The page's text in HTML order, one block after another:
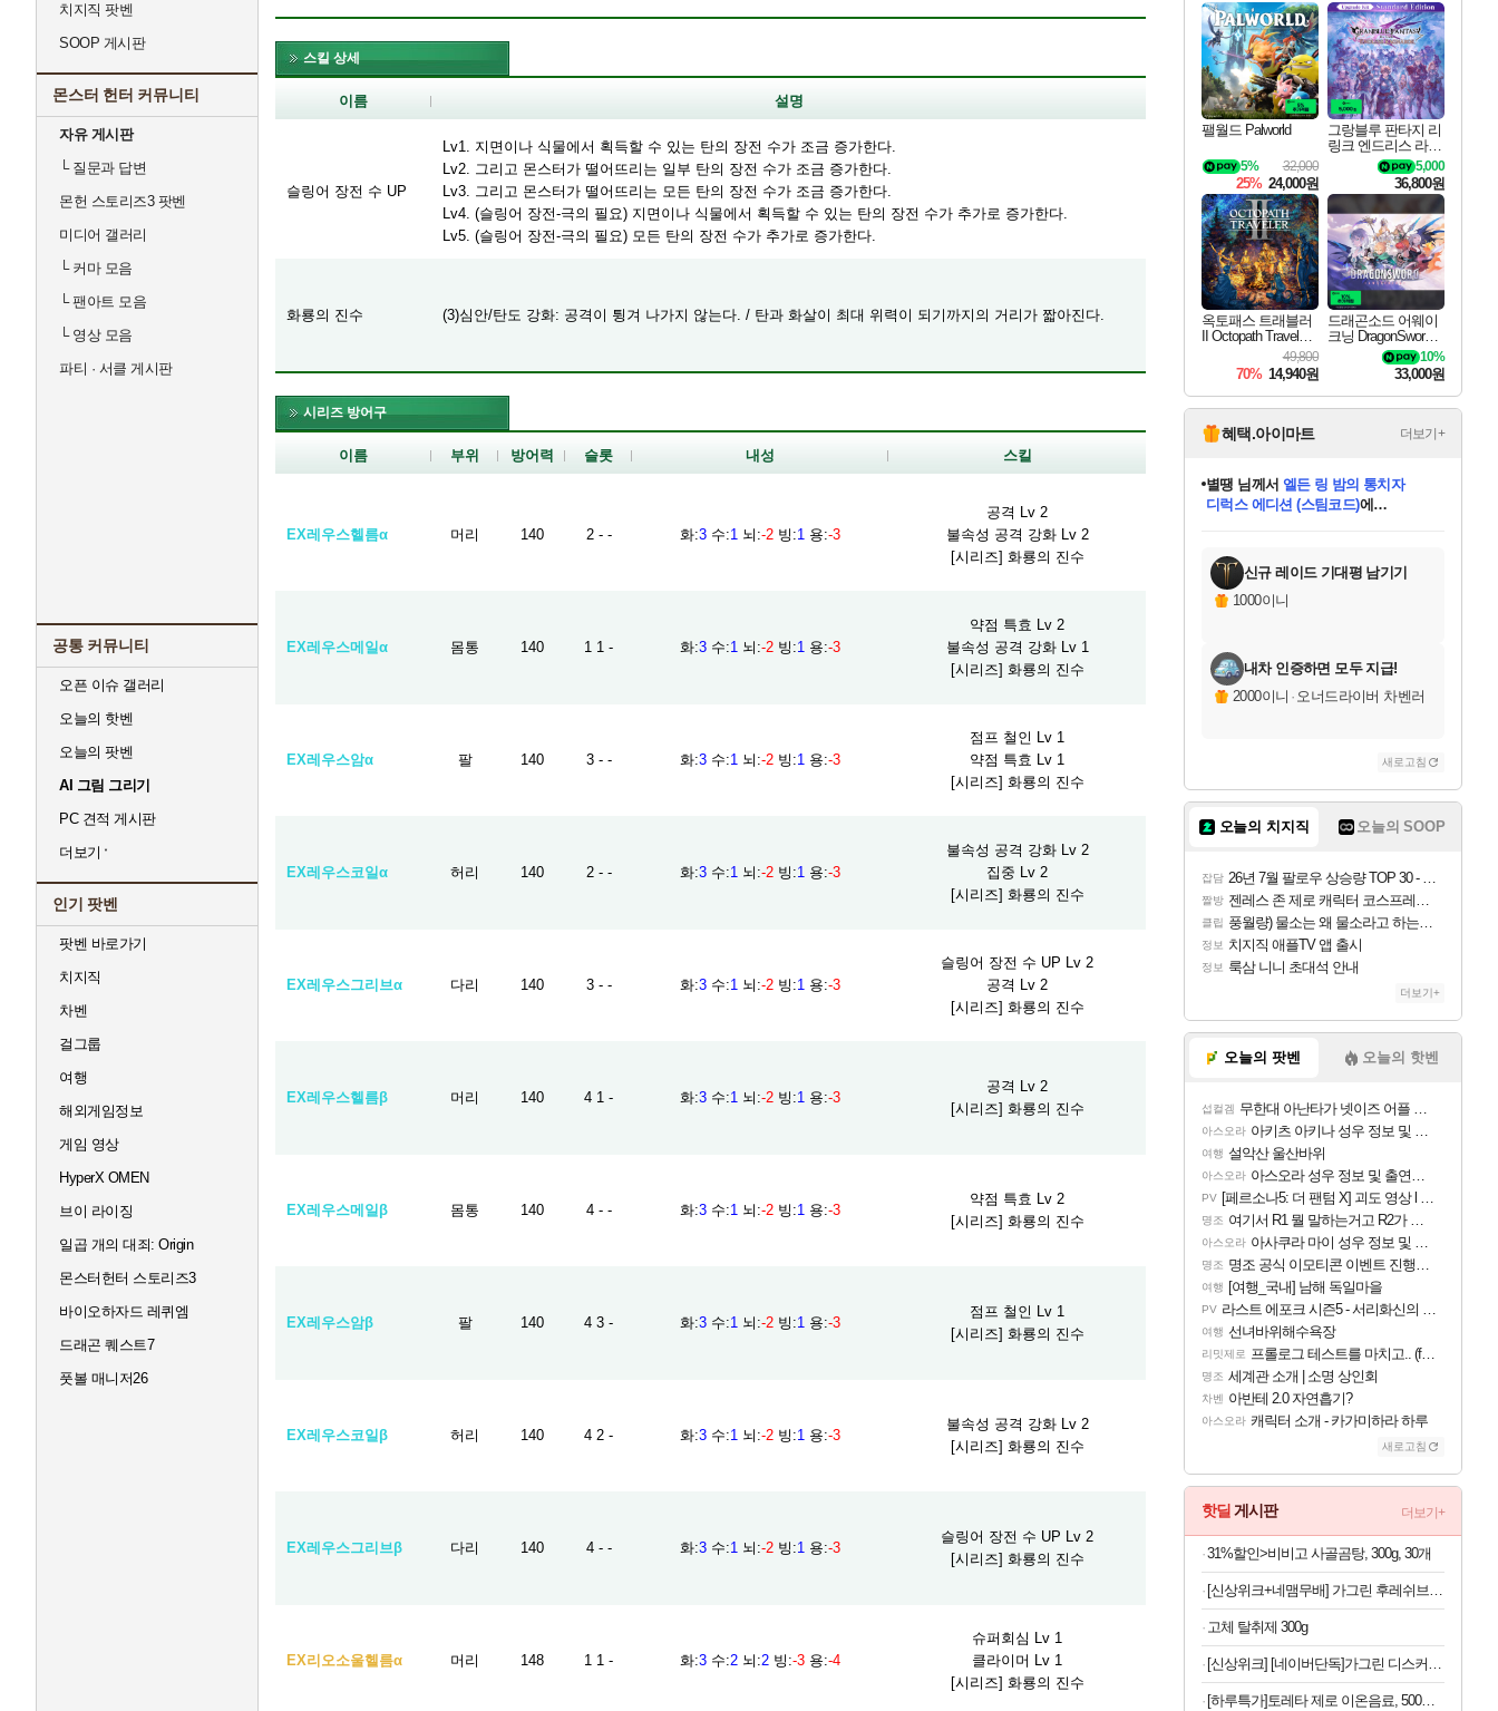
치지직 팟벤
SOOP 게시판
몬스터 헌터 커뮤니티
자유 게시판
└질문과 답변
몬헌 스토리즈3 팟벤
미디어 갤러리
└커마 모음
└팬아트 모음
└영상 모음
파티 · 서클 게시판
공통 커뮤니티
오픈 이슈 갤러리
오늘의 핫벤
오늘의 팟벤
AI 그림 그리기
PC 견적 게시판
더보기
인기 팟벤
팟벤 바로가기
치지직
차벤
걸그룹
여행
해외게임정보
게임 영상
HyperX OMEN
브이 라이징
일곱 개의 대죄: Origin
몬스터헌터 스토리즈3
바이오하자드 레퀴엠
드래곤 퀘스트7
풋볼 매니저26
스킬 상세
이름 설명
슬링어 장전 수 UP
Lv1. 지면이나 식물에서 획득할 수 있는 탄의 장전 수가 조금 증가한다.
Lv2. 그리고 몬스터가 떨어뜨리는 일부 탄의 장전 수가 조금 증가한다.
Lv3. 그리고 몬스터가 떨어뜨리는 모든 탄의 장전 수가 조금 증가한다.
Lv4. (슬링어 장전-극의 필요) 지면이나 식물에서 획득할 수 있는 탄의 장전 수가 추가로 증가한다.
Lv5. (슬링어 장전-극의 필요) 모든 탄의 장전 수가 추가로 증가한다.
화룡의 진수 (3)심안/탄도 강화: 공격이 튕겨 나가지 않는다. / 탄과 화살이 최대 위력이 되기까지의 거리가 짧아진다.
시리즈 방어구
이름 부위 방어력 슬롯 내성 스킬
EX레우스헬름α 머리 140 2 - - 화:3 수:1 뇌 :-2 빙 :1 용:-3
공격 Lv 2
불속성 공격 강화 Lv 2
[시리즈] 화룡의 진수
EX레우스메일α 몸통 140 1 1 - 화:3 수:1 뇌 :-2 빙 :1 용:-3
약점 특효 Lv 2
불속성 공격 강화 Lv 1
[시리즈] 화룡의 진수
EX레우스암α 팔 140 3 - - 화:3 수:1 뇌 :-2 빙 :1 용:-3
점프 철인 Lv 1
약점 특효 Lv 1
[시리즈] 화룡의 진수
EX레우스코일α 허리 140 2 - - 화:3 수:1 뇌 :-2 빙 :1 용:-3
불속성 공격 강화 Lv 2
집중 Lv 2
[시리즈] 화룡의 진수
EX레우스그리브α 다리 140 3 - - 화:3 수:1 뇌 :-2 빙 :1 용:-3
슬링어 장전 수 UP Lv 2
공격 Lv 2
[시리즈] 화룡의 진수
EX레우스헬름β 머리 140 4 1 - 화:3 수:1 뇌 :-2 빙 :1 용:-3
공격 Lv 2
[시리즈] 화룡의 진수
EX레우스메일β 몸통 140 4 - - 화:3 수:1 뇌 :-2 빙 :1 용:-3
약점 특효 Lv 2
[시리즈] 화룡의 진수
EX레우스암β 팔 140 4 3 - 화:3 수:1 뇌 :-2 빙 :1 용:-3
점프 철인 Lv 1
[시리즈] 화룡의 진수
EX레우스코일β 허리 140 4 2 - 화:3 수:1 뇌 :-2 빙 :1 용:-3
불속성 공격 강화 Lv 2
[시리즈] 화룡의 진수
EX레우스그리브β 다리 140 4 - - 화:3 수:1 뇌 :-2 빙 :1 용:-3
슬링어 장전 수 UP Lv 2
[시리즈] 화룡의 진수
EX리오소울헬름α 머리 148 1 1 - 화:3 수:2 뇌 :2 빙 :-3 용:-4
슈퍼회심 Lv 1
클라이머 Lv 1
[시리즈] 화룡의 진수
최대 90% 할인가를 만나보세요!
네이버혜택과 함께 만나보세요!
네이버 포인트 혜택까지!
이니&베니 혜택까지!
네이버 혜택가와 함께 예약하세요!
할인&네이버혜택으로 만나보세요!
네이버페이 혜택과 만나보세요!
40주년 프로모션으로 만나보세요!
할인가에 만나보세요!
일부 에디션 상시 할인!
혜택으로 예약 판매 중
편안하게 충전하세요
팰월드 Palworld
32,000
5%
25% 24,000원
그랑블루 판타지 리
링크 엔드리스 라그
나로크 업그레이드
킷 Granblue Fantasy
Relink Endless Ragn
arok Upgrade Kit DL
C
5,000
36,800원
옥토패스 트래블러
II Octopath Traveler I
49,800
70% 14,940원
드래곤소드 어웨이
크닝 DragonSword A
10%
33,000원
혜택.아이마트 더보기+
교환.
별땡 님께서 엘든 링 밤의 통치자
디럭스 에디션 (스팀코드)에
당첨되셨습니다.
당첨되셨습니다.
당첨되셨습니다.
당첨되셨습니다.
당첨되셨습니다.
당첨되셨습니다.
에디션 (스팀코드)를 교환.
당첨되셨습니다.
신규 레이드 기대평 남기기
1000이니
내차 인증하면 모두 지급!
2000이니 · 오너드라이버 차벤러
새로고침
오늘의 치지직 오늘의 SOOP
잡담 26년 7월 팔로우 상승량 TOP 30 - 월간 치지직
짤방 젠레스 존 제로 캐릭터 코스프레한 꽁주
클립 풍월량) 물소는 왜 물소라고 하는거야? 아! 그만 ㅋㅋ
정보 치지직 애플TV 앱 출시
정보 룩삼 니니 초대석 안내
더보기+
오늘의 팟벤 오늘의 핫벤
섭컬겜 무한대 아난타가 넷이즈 어플 달력에 일정 등록
아스오라 아키츠 아키나 성우 정보 및 주요 필모
여행 설악산 울산바위
아스오라 아스오라 성우 정보 및 출연작 모음
PV [페르소나5: 더 팬텀 X] 괴도 영상 l 타카마키 안·댄싱 스타
명조 여기서 R1 뭘 말하는거고 R2가 뭘말하는걸까요?
아스오라 아사쿠라 마이 성우 정보 및 주요 필모
명조 명조 공식 이모티콘 이벤트 진행해봤습니다! 참여부터 추첨까지????
여행 [여행_국내] 남해 독일마을
PV 라스트 에포크 시즌5 - 서리화신의 분노 티저
여행 선녀바위해수욕장
리밋제로 프롤로그 테스트를 마치고.. (feat. 리아)
명조 세계관 소개 | 소명 상인회
차벤 아반테 2.0 자연흡기?
아스오라 캐릭터 소개 - 카가미하라 하루
새로고침
핫딜 게시판 더보기+
31%할인>비비고 사골곰탕, 300g, 30개
[신상위크+네맴무배] 가그린 후레쉬브레스 치약 120g, 라임민트향, 5개
고체 탈취제 300g
[신상위크] [네이버단독]가그린 디스커버리세트 100ml 5종 + 1종 추가 증정 구강청결제 휴대용가글
[하루특가]토레타 제로 이온음료, 500ml, 24개